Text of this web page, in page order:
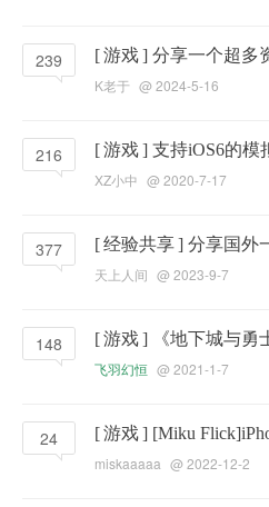
239 [游戏] 分享一个超多
K老于 @ 2024-5-16
216 [游戏] 支持iOS6的
XZ小中 @ 2020-7-17
377 [经验共享] 分享国外
天上人间 @ 2023-9-7
148 [游戏]
《地下城与
飞羽幻恒 @ 2021-1-7
24 [游戏] [Miku
miskaaaaa @ 2022-12-2